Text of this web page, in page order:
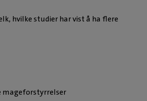
hvilke studier har vist å ha flere
mageforstyrrelser